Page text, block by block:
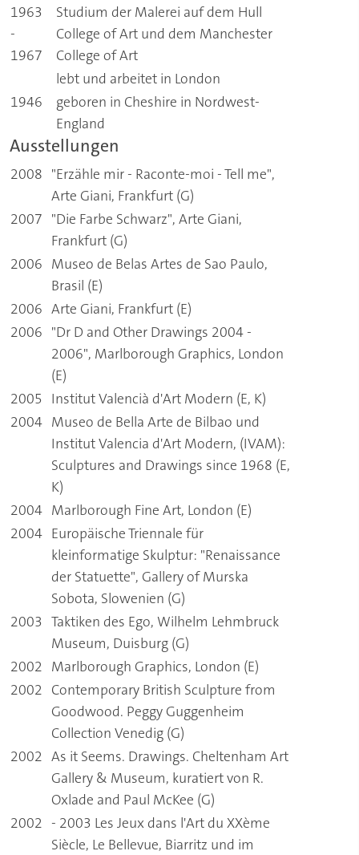
1963
-
1967
Studium der Malerei auf dem Hull
College of Art und dem Manchester
College of Art
lebt und arbeitet in London
1946
geboren in Cheshire in Nordwest-
England
Ausstellungen
2008 "Erzähle mir - Raconte-moi - Tell me",
Arte Giani, Frankfurt (G)
2007 "Die Farbe Schwarz", Arte Giani,
Frankfurt (G)
2006 Museo de Belas Artes de Sao Paulo,
Brasil (E)
2006 Arte Giani, Frankfurt (E)
2006 "Dr D and Other Drawings 2004 -
2006", Marlborough Graphics, London
(E)
2005
Institut Valencià d'Art Modern (E, K)
2004 Museo de Bella Arte de Bilbao und
Institut Valencia d'Art Modern, (IVAM):
Sculptures and Drawings since 1968 (E,
K)
2004 Marlborough Fine Art, London (E)
2004 Europäische Triennale für
kleinformatige Skulptur: "Renaissance
der Statuette", Gallery of Murska
Sobota, Slowenien (G)
2003 Taktiken des Ego, Wilhelm Lehmbruck
Museum, Duisburg (G)
2002 Marlborough Graphics, London (E)
2002 Contemporary British Sculpture from
Goodwood. Peggy Guggenheim
Collection Venedig (G)
2002 As it Seems. Drawings. Cheltenham Art
Gallery & Museum, kuratiert von R.
Oxlade and Paul McKee (G)
2002 - 2003 Les Jeux dans l'Art du XXème
Siècle, Le Bellevue, Biarritz und im